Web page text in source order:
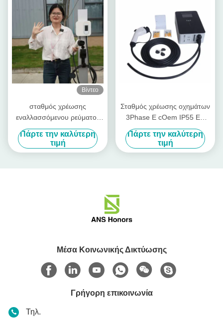
Βίντεο
σταθμός χρέωσης
εναλλασσόμενου ρεύματος
EV 11kw 380V 32A
γρήγορος συνδετήρας IEC
62196-2 Type2 χρέωσης
Πάρτε την καλύτερη
τιμή
Σταθμός χρέωσης οχημάτων
3Phase Ε cOem IP55 EV
γρήγοροι σταθμοί χρέωσης
Πάρτε την καλύτερη
τιμή
Μέσα Κοινωνικής Δικτύωσης
Γρήγορη επικοινωνία
Τηλ.